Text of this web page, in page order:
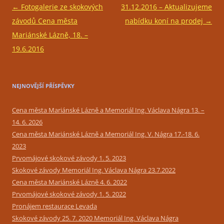
Navigace
pro
příspěvky
← Fotogalerie ze skokových
závodů Cena města
Mariánské Lázně, 18. –
19.6.2016
31.12.2016 – Aktualizujeme
nabídku koní na prodej →
NEJNOVĚJŠÍ PŘÍSPĚVKY
Cena města Mariánské Lázně a Memoriál Ing. Václava Nágra 13. –
14. 6. 2026
Cena města Mariánské Lázně a Memoriál Ing. V. Nágra 17.-18. 6.
2023
Prvomájové skokové závody 1. 5. 2023
Skokové závody Memoriál Ing. Václava Nágra 23.7.2022
Cena města Mariánské Lázně 4. 6. 2022
Prvomájové skokové závody 1. 5. 2022
Pronájem restaurace Levada
Skokové závody 25. 7. 2020 Memoriál Ing. Václava Nágra